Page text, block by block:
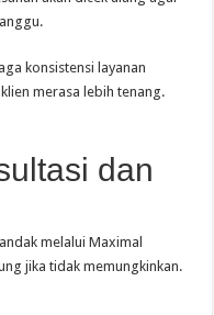
konsistensi layanan
merasa lebih tenang.
dan
melalui Maximal
jika tidak memungkinkan.